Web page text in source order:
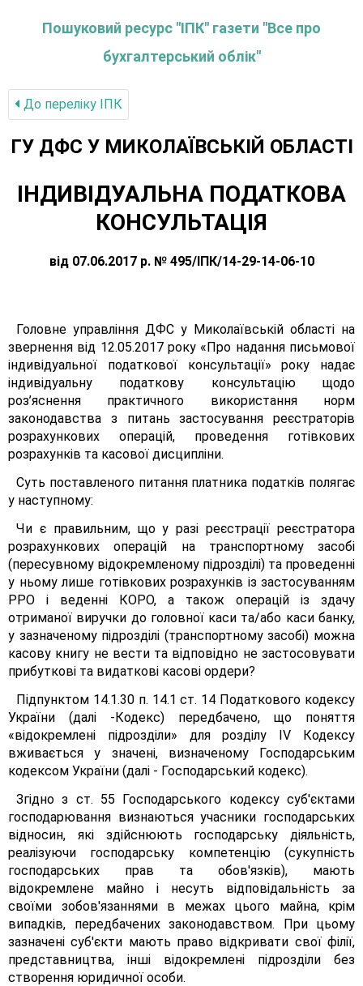
Пошуковий ресурс "ІПК" газети "Все про
бухгалтерський облік"
До переліку IПК
ГУ ДФС У МИКОЛАЇВСЬКIЙ ОБЛАСТI
ІНДИВІДУАЛЬНА ПОДАТКОВА
КОНСУЛЬТАЦІЯ
від 07.06.2017 р. № 495/ІПК/14-29-14-06-10
Головне управління ДФС у Миколаївській області на
звернення від 12.05.2017 року «Про надання письмової
індивідуальної податкової консультації» року надає
індивідуальну податкову консультацію щодо
роз’яснення практичного використання норм
законодавства з питань застосування реєстраторів
розрахункових операцій, проведення готівкових
розрахунків та касової дисципліни.
Суть поставленого питання платника податків полягає
у наступному:
Чи є правильним, що у разі реєстрації реєстратора
розрахункових операцій на транспортному засобі
(пересувному відокремленому підрозділі) та проведенні
у ньому лише готівкових розрахунків із застосуванням
РРО і веденні КОРО, а також операцій із здачу
отриманої виручки до головної каси та/або каси банку,
у зазначеному підрозділі (транспортному засобі) можна
касову книгу не вести та відповідно не застосовувати
прибуткові та видаткові касові ордери?
Підпунктом 14.1.30 п. 14.1 ст. 14 Податкового кодексу
України (далі -Кодекс) передбачено, що поняття
«відокремлені підрозділи» для розділу IV Кодексу
вживається у значені, визначеному Господарським
кодексом України (далі - Господарський кодекс).
Згідно з ст. 55 Господарського кодексу суб'єктами
господарювання визнаються учасники господарських
відносин, які здійснюють господарську діяльність,
реалізуючи господарську компетенцію (сукупність
господарських прав та обов'язків), мають
відокремлене майно і несуть відповідальність за
своїми зобов'язаннями в межах цього майна, крім
випадків, передбачених законодавством. При цьому
зазначені суб'єкти мають право відкривати свої філії,
представництва, інші відокремлені підрозділи без
створення юридичної особи.